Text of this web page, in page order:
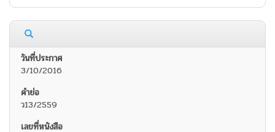
3/10/2016
ว13/2559